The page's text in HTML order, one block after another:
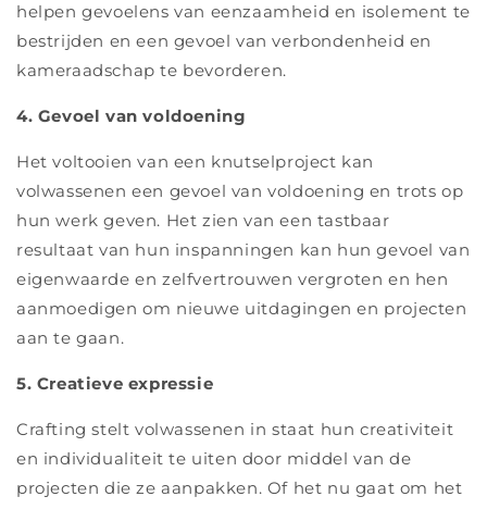
helpen gevoelens van eenzaamheid en isolement te
bestrijden en een gevoel van verbondenheid en
kameraadschap te bevorderen.
4. Gevoel van voldoening
Het voltooien van een knutselproject kan
volwassenen een gevoel van voldoening en trots op
hun werk geven. Het zien van een tastbaar
resultaat van hun inspanningen kan hun gevoel van
eigenwaarde en zelfvertrouwen vergroten en hen
aanmoedigen om nieuwe uitdagingen en projecten
aan te gaan.
5. Creatieve expressie
Crafting stelt volwassenen in staat hun creativiteit
en individualiteit te uiten door middel van de
projecten die ze aanpakken. Of het nu gaat om het